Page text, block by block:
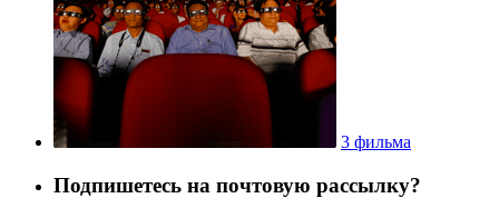
3 фильма
Подпишетесь на почтовую рассылку?